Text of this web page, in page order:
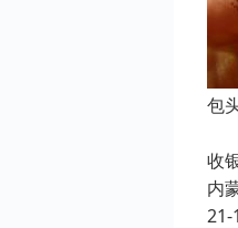
包
收
内
21-